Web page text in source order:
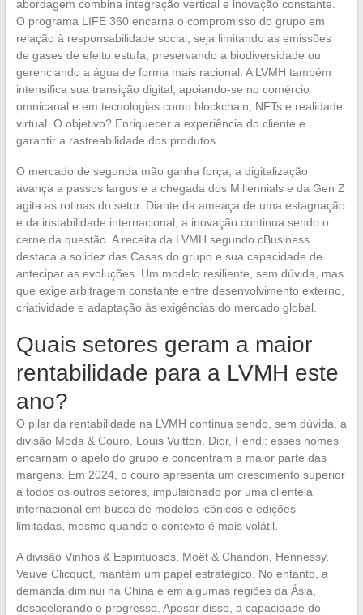
abordagem combina integração vertical e inovação constante.
O programa LIFE 360 encarna o compromisso do grupo em
relação à responsabilidade social, seja limitando as emissões
de gases de efeito estufa, preservando a biodiversidade ou
gerenciando a água de forma mais racional. A LVMH também
intensifica sua transição digital, apoiando-se no comércio
omnicanal e em tecnologias como blockchain, NFTs e realidade
virtual. O objetivo? Enriquecer a experiência do cliente e
garantir a rastreabilidade dos produtos.
O mercado de segunda mão ganha força, a digitalização
avança a passos largos e a chegada dos Millennials e da Gen Z
agita as rotinas do setor. Diante da ameaça de uma estagnação
e da instabilidade internacional, a inovação continua sendo o
cerne da questão. A receita da LVMH segundo cBusiness
destaca a solidez das Casas do grupo e sua capacidade de
antecipar as evoluções. Um modelo resiliente, sem dúvida, mas
que exige arbitragem constante entre desenvolvimento externo,
criatividade e adaptação às exigências do mercado global.
Quais setores geram a maior
rentabilidade para a LVMH este
ano?
O pilar da rentabilidade na LVMH continua sendo, sem dúvida, a
divisão Moda & Couro. Louis Vuitton, Dior, Fendi: esses nomes
encarnam o apelo do grupo e concentram a maior parte das
margens. Em 2024, o couro apresenta um crescimento superior
a todos os outros setores, impulsionado por uma clientela
internacional em busca de modelos icônicos e edições
limitadas, mesmo quando o contexto é mais volátil.
A divisão Vinhos & Espirituosos, Moët & Chandon, Hennessy,
Veuve Clicquot, mantém um papel estratégico. No entanto, a
demanda diminui na China e em algumas regiões da Ásia,
desacelerando o progresso. Apesar disso, a capacidade do